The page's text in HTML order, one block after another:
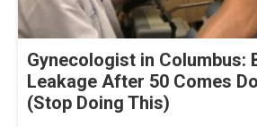
Gynecologist in Columbus:
Leakage After 50 Comes
(Stop Doing This)